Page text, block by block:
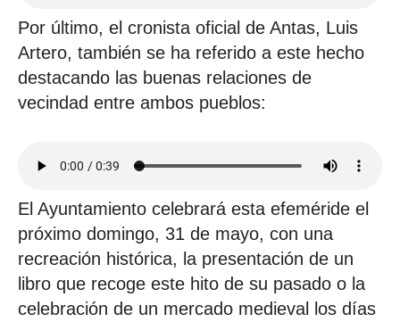
Por último, el cronista oficial de Antas, Luis
Artero, también se ha referido a este hecho
destacando las buenas relaciones de
vecindad entre ambos pueblos:
El Ayuntamiento celebrará esta efeméride el
próximo domingo, 31 de mayo, con una
recreación histórica, la presentación de un
libro que recoge este hito de su pasado o la
celebración de un mercado medieval los días